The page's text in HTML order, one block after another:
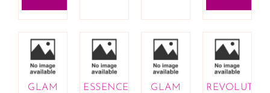
GLAM
ESSENCE
GLAM